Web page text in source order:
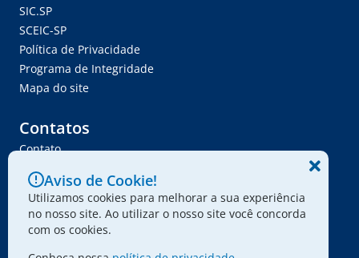
SIC.SP
SCEIC-SP
Política de Privacidade
Programa de Integridade
Mapa do site
Contatos
Contato
Trabalhe Conosco
Ser Fornecedor
Envie seu projeto
Aviso de Cookie!
Utilizamos cookies para melhorar a sua experiência
no nosso site. Ao utilizar o nosso site você concorda
com os cookies.